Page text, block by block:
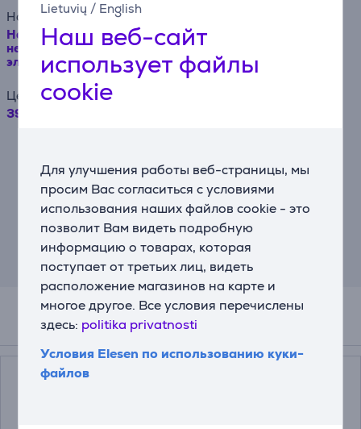
Lietuvių / English
Наш веб-сайт
использует файлы
cookie
Для улучшения работы веб-страницы, мы
просим Вас согласиться с условиями
использования наших файлов cookie - это
позволит Вам видеть подробную
информацию о товарах, которая
поступает от третьих лиц, видеть
расположение магазинов на карте и
многое другое. Все условия перечислены
здесь: politika privatnosti
Условия Elesen по использованию куки-
файлов
Наименование товара
Hansa, 3 газовые + 1 электрическая конфорка, 65 л,
нерж. сталь - Отдельностоящая газовая плита с
электрической духовкой Товар - FCMX68209
Цена
399.99 €
годовая процентная ставка составляет
19,90%, комиссия за заключение
договора – 4,5%, ежемесячная комиссия
за администрирование договора – 0,6%,
ГПСП (Годовая процентная ставка
стоимости кредита) – 43,23%, общая
сумма выплаты – 710,09 евро,
ежемесячный платёж – 29,59 евро.
Подходящие товары